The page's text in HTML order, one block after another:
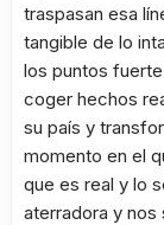
traspasan esa
tangible de lo
los puntos
coger hechos
su país y
momento en el
que es real y lo
aterradora y nos